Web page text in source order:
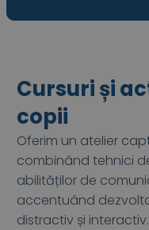
Cursuri și
copii
Oferim un atelier
combinând tehnici
abilităților de
accentuând
distractiv și interactiv.